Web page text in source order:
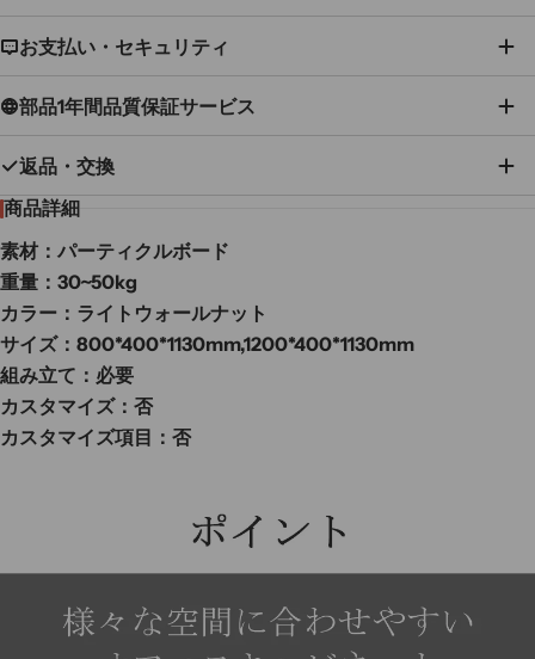
お支払い・セキュリティ
部品1年間品質保証サービス
返品・交換
商品詳細
素材：パーティクルボード
重量：30~50kg
カラー：ライトウォールナット
サイズ：800*400*1130mm,1200*400*1130mm
組み立て：必要
カスタマイズ：否
カスタマイズ項目：否